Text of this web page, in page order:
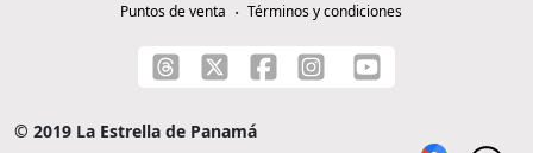
Puntos de venta
Términos y condiciones
© 2019 La Estrella de Panamá